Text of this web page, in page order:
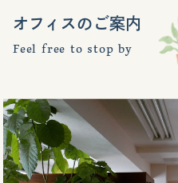
オフィスのご案内
Feel free to stop by